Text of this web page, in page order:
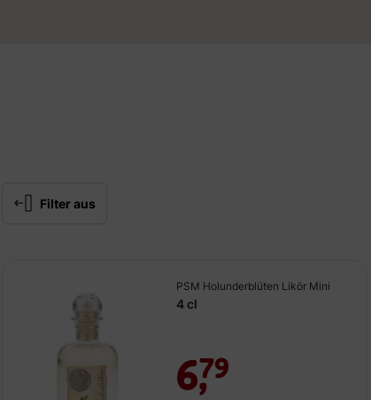
Filter aus
PSM Holunderblüten Likör Mini
4 cl
6,79